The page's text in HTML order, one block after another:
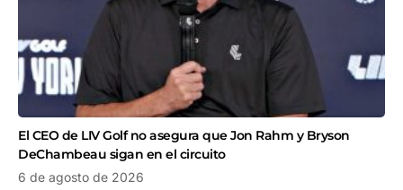
El CEO de LIV Golf no asegura que Jon Rahm y Bryson
DeChambeau sigan en el circuito
6 de agosto de 2026